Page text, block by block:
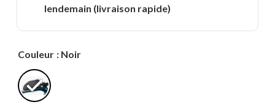
lendemain (livraison rapide)
Couleur : Noir